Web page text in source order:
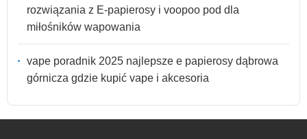
rozwiązania z E-papierosy i voopoo pod dla
miłośników wapowania
vape poradnik 2025 najlepsze e papierosy dąbrowa
górnicza gdzie kupić vape i akcesoria